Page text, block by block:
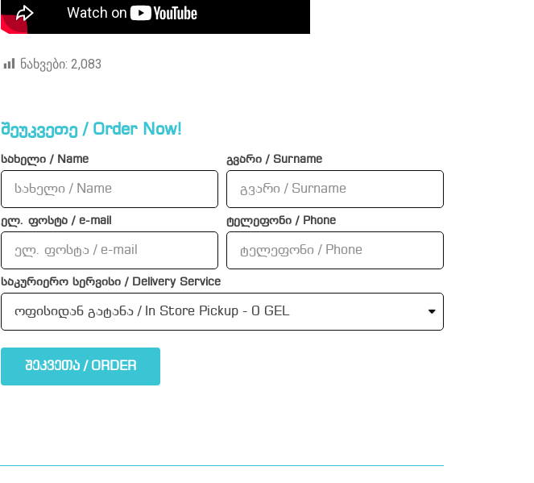
ნახვები: 2,083
შეუკვეთე / Order Now!
სახელი / Name გვარი / Surname
ელ. ფოსტა / e-mail ტელეფონი / Phone
საკურიერო სერვისი / Delivery Service
შეკვეთა / ORDER